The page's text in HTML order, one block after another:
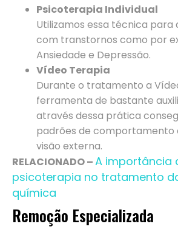
Psicoterapia Individual
Utilizamos essa técnica para
com transtornos como por
Ansiedade e Depressão.
Vídeo Terapia
Durante o tratamento a
ferramenta de bastante
através dessa prática
padrões de comportamento
visão externa.
RELACIONADO –A importância
psicoterapia no tratamento
química
Remoção Especializada